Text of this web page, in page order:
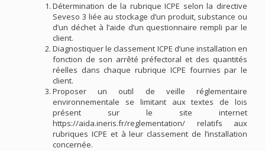
Détermination de la rubrique ICPE selon la directive
Seveso 3 liée au stockage d’un produit, substance ou
d’un déchet à l’aide d’un questionnaire rempli par le
client.
Diagnostiquer le classement ICPE d’une installation en
fonction de son arrêté préfectoral et des quantités
réelles dans chaque rubrique ICPE fournies par le
client.
Proposer un outil de veille réglementaire
environnementale se limitant aux textes de lois
présent sur le site internet
https://aida.ineris.fr/reglementation/ relatifs aux
rubriques ICPE et à leur classement de l’installation
concernée.